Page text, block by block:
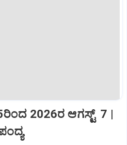
2026ರ ಆಗಸ್ಟ್‌ 7 |